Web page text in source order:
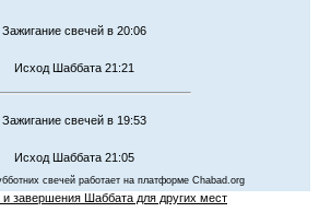
Зажигание свечей в 20:06
Исход Шаббата 21:21
Зажигание свечей в 19:53
Исход Шаббата 21:05
свечей работает на платформе Chabad.org
и завершения Шаббата для других мест